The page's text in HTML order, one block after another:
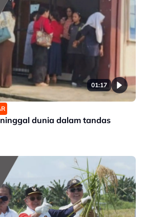
01:17
dunia dalam tandas